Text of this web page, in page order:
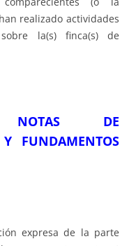
realizado actividades
la(s) finca(s) de
NOTAS DE
Y FUNDAMENTOS
expresa de la parte